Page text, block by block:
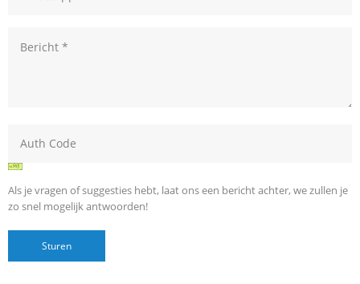
Als je vragen of suggesties hebt, laat ons een bericht achter, we zullen je
zo snel mogelijk antwoorden!